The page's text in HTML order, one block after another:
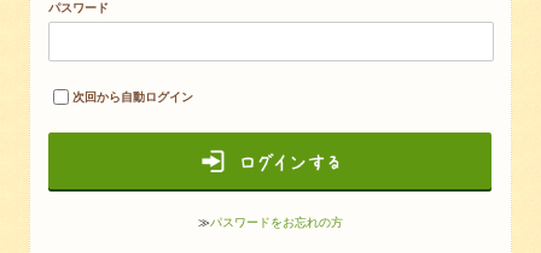
パスワード
次回から自動ログイン
≫パスワードをお忘れの方